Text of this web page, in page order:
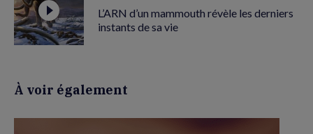
L’ARN d’un mammouth révèle les derniers
instants de sa vie
À voir également